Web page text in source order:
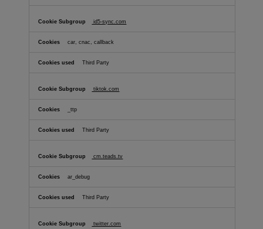
id5-sync.com
car, cnac, callback
Third Party
tiktok.com
_ttp
Third Party
cm.teads.tv
ar_debug
Third Party
twitter.com